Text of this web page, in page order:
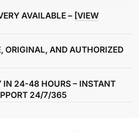
AVAILABLE – [VIEW
ORIGINAL, AND AUTHORIZED
IN 24-48 HOURS – INSTANT
24/7/365